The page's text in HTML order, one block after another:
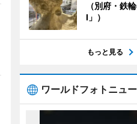
（別府・鉄
I」）
もっと見る
ワールドフォトニュ